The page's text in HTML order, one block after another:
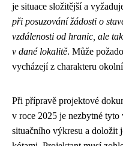
je situace složitější a
při posuzování žádosti o
vzdálenosti od hranic, ale
v dané lokalitě. Může
vycházejí z charakteru
Při přípravě projektové
v roce 2025 je nezbytné tyto
situačního výkresu a doložit